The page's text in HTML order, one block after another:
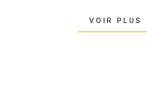
VOIR PLUS